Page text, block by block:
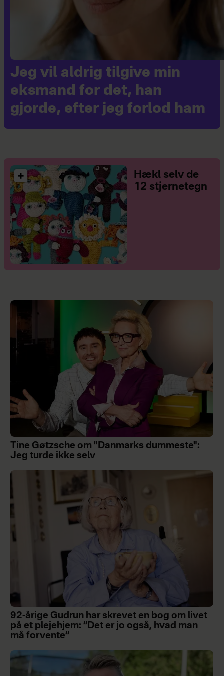
Jeg vil aldrig tilgive min
eksmand for det, han
gjorde, efter jeg forlod ham
Hækl selv de
12 stjernetegn
Tine Gøtzsche om "Danmarks dummeste":
Jeg turde ikke selv
92-årige Gudrun har skrevet en bog om livet
på et plejehjem: ”Det er jo også, hvad man
må forvente”